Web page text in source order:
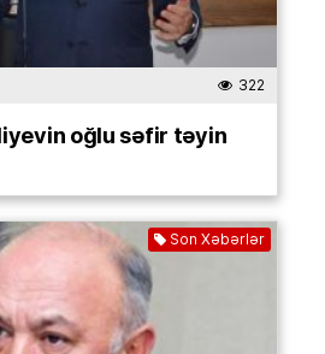
322
oğlu səfir təyin
Son Xəbərlər